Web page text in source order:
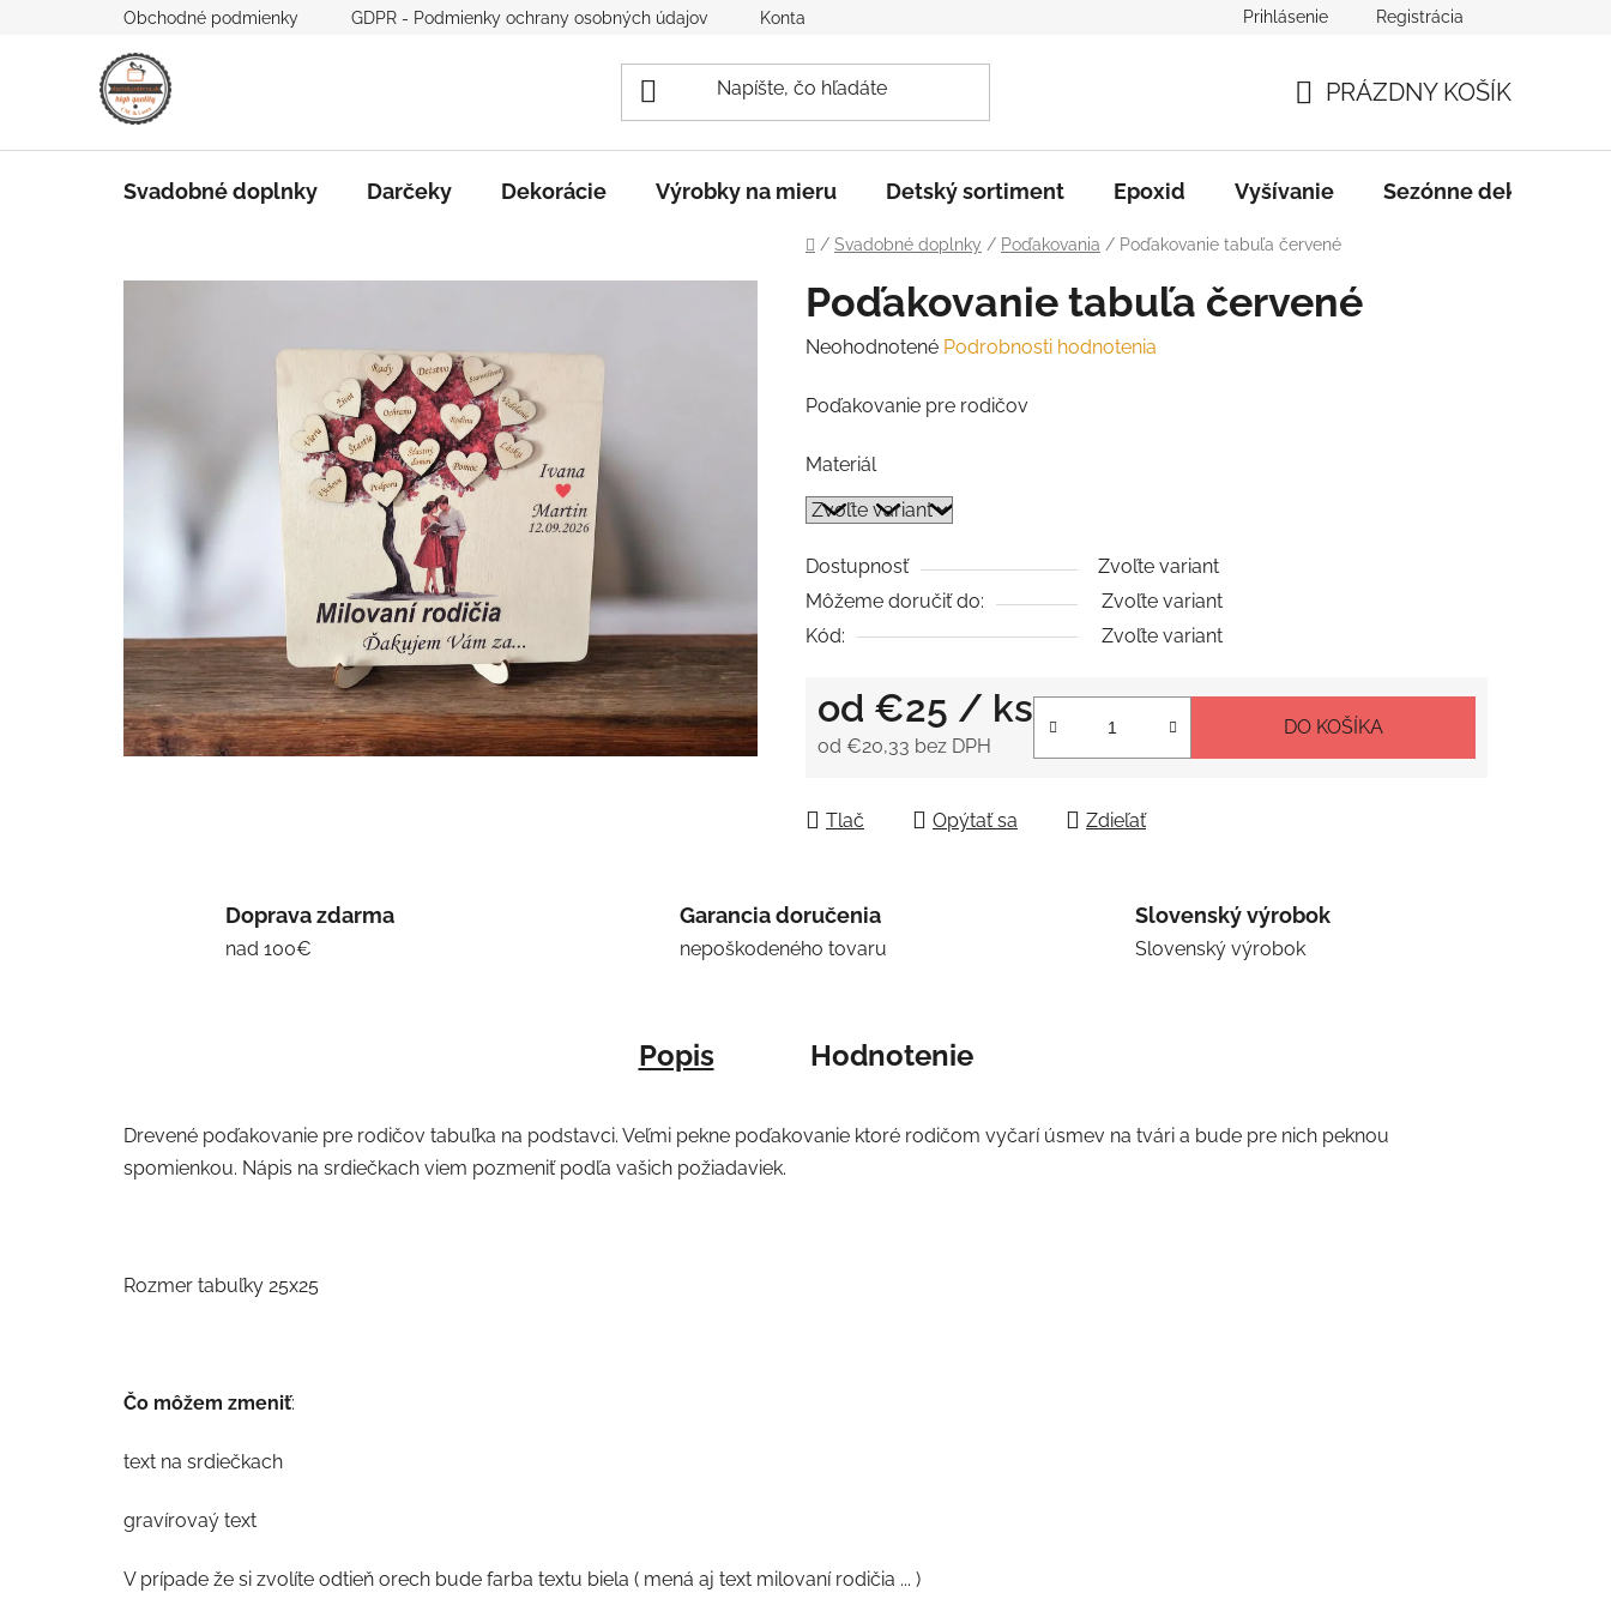
Obchodné podmienky GDPR - Podmienky ochrany osobných údajov Kontakt B2B Spolupráca
Prihlásenie Registrácia
KOŠÍK
PRÁZDNY KOŠÍK
Svadobné doplnky Darčeky Dekorácie Výrobky na mieru Detský sortiment Epoxid Vyšívanie Sezónne dekorácie
Domov
/ Svadobné doplnky / Poďakovania / Poďakovanie tabuľa červené
Poďakovanie tabuľa červené
Priemerné
produktu
0,0
z
hviezdičiek.
Neohodnotené Podrobnosti hodnotenia
Poďakovanie pre rodičov
Materiál
Dostupnosť
Zvoľte variant
Môžeme doručiť do:
Zvoľte variant
Kód:
Zvoľte variant
od €25 / ks
od €20,33 bez DPH
DO KOŠÍKA
Tlač Opýtať sa Zdieľať
Doprava zdarma
nad 100€
Garancia doručenia
nepoškodeného tovaru
Slovenský výrobok
Slovenský výrobok
Popis Hodnotenie
Drevené poďakovanie pre rodičov tabuľka na podstavci. Veľmi pekne poďakovanie ktoré rodičom vyčarí úsmev na tvári a bude pre nich peknou
spomienkou. Nápis na srdiečkach viem pozmeniť podľa vašich požiadaviek.
Rozmer tabuľky 25x25
Čo môžem zmeniť:
text na srdiečkach
gravírovaý text
V prípade že si zvolíte odtieň orech bude farba textu biela ( mená aj text milovaní rodičia ... )